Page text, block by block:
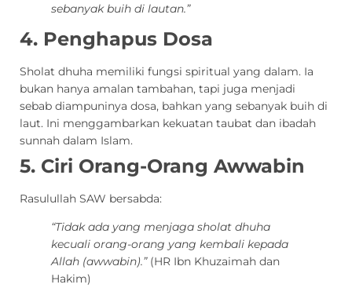
sebanyak buih di lautan.”
4. Penghapus Dosa
Sholat dhuha memiliki fungsi spiritual yang dalam. Ia
bukan hanya amalan tambahan, tapi juga menjadi
sebab diampuninya dosa, bahkan yang sebanyak buih di
laut. Ini menggambarkan kekuatan taubat dan ibadah
sunnah dalam Islam.
5. Ciri Orang-Orang Awwabin
Rasulullah SAW bersabda:
“Tidak ada yang menjaga sholat dhuha
kecuali orang-orang yang kembali kepada
Allah (awwabin).”(HR Ibn Khuzaimah dan
Hakim)